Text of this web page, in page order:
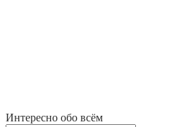
Интересно обо всём